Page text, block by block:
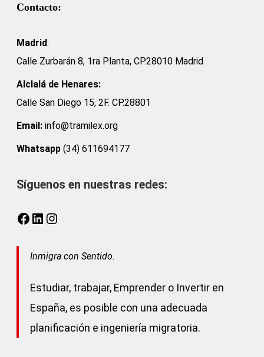
Contacto:
Madrid:
Calle Zurbarán 8, 1ra Planta, CP.28010 Madrid
Alclalá de Henares:
Calle San Diego 15, 2F. CP.28801
Email: info@tramilex.org
Whatsapp (34) 611694177
Síguenos en nuestras redes:
Facebook
LinkedIn
Inmigra con Sentido.
Estudiar, trabajar, Emprender o Invertir en
España, es posible con una adecuada
planificación e ingeniería migratoria.